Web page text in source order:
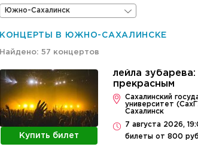
Южно-Сахалинск
КОНЦЕРТЫ В ЮЖНО-САХАЛИНСКЕ
Найдено: 57 концертов
Купить билет
лейла зубарева:
прекрасным
Сахалинский
университет
Сахалинск
7 августа 2026,
билеты от 800